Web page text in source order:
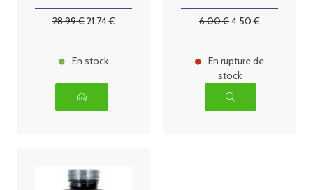
28.99€21.74€
En stock
6.00€4.50 €
En rupture de
stock